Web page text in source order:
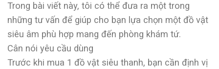
Trong bài viết này, tôi có thể đưa ra một trong
những tư vấn để giúp cho bạn lựa chọn một đồ vật
siêu âm phù hợp mang đến phòng khám tứ.
Cân nói yêu cầu dùng
Trước khi mua 1 đồ vật siêu thanh, bạn cần định vị